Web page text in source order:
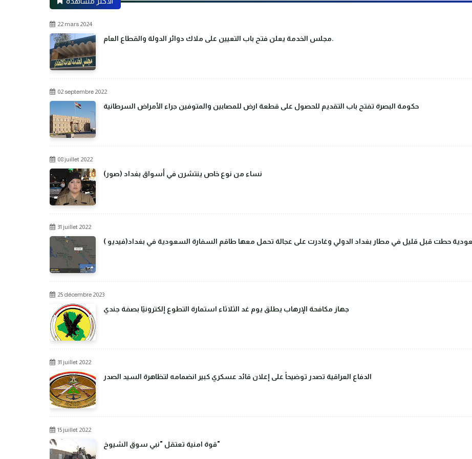
22 mars 2024
مجلس الخدمة يعلن فتح باب التعيين على ملاك دوائر الدولة والقطاع العام.
02 septembre 2022
حكومة البصرة تفتح باب التقديم للحصول على قطعة ارض للمصابين والمتوفين جراء الأمراض السرطانية
08 juillet 2022
(صور) نساء من نوع خاص ينتشرن في أسواق بغداد
31 juillet 2022
حطت قبل قليل في مطار بغداد الدولي وغادرت على عجالة تحمل معها طاقم السفارة السعودية في بغداد(فيديو )
25 décembre 2023
جهاز مكافحة الإرهاب يطلق يوم غد الثلاثاء استمارة التطوع إلكترونيًا بصفة جندي
31 juillet 2022
الدفاع العراقية تصدر توضيحاً على إعلان قائد عسكري كبير انضمامه لتظاهرة السيد الصدر
15 juillet 2022
قوة امنية تعتقل "نبي سوق الشيوخ"